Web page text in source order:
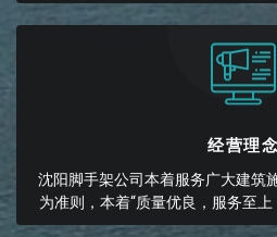
经营理念
沈阳脚手架公司本着服务广大建筑
为准则，本着“质量优良，服务至上